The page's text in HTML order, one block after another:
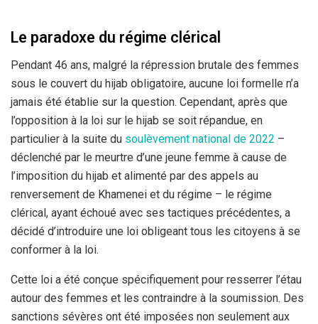
Le paradoxe du régime clérical
Pendant 46 ans, malgré la répression brutale des femmes
sous le couvert du hijab obligatoire, aucune loi formelle n’a
jamais été établie sur la question. Cependant, après que
l’opposition à la loi sur le hijab se soit répandue, en
particulier à la suite du soulèvement national de 2022 –
déclenché par le meurtre d’une jeune femme à cause de
l’imposition du hijab et alimenté par des appels au
renversement de Khamenei et du régime – le régime
clérical, ayant échoué avec ses tactiques précédentes, a
décidé d’introduire une loi obligeant tous les citoyens à se
conformer à la loi.
Cette loi a été conçue spécifiquement pour resserrer l’étau
autour des femmes et les contraindre à la soumission. Des
sanctions sévères ont été imposées non seulement aux